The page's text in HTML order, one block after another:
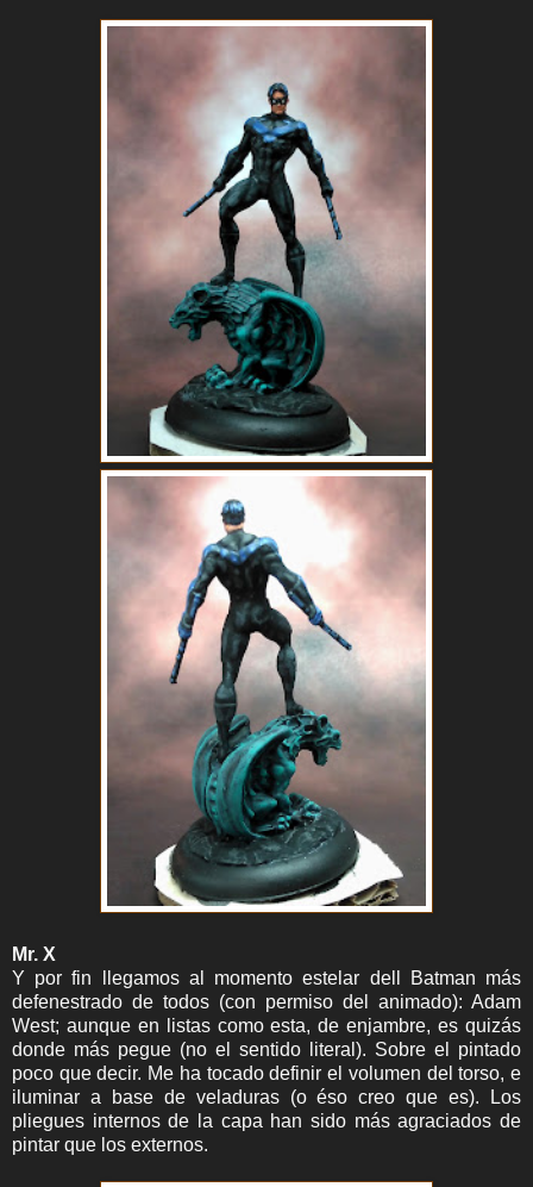
Mr. X
Y por fin llegamos al momento estelar dell Batman más
defenestrado de todos (con permiso del animado): Adam
West; aunque en listas como esta, de enjambre, es quizás
donde más pegue (no el sentido literal). Sobre el pintado
poco que decir. Me ha tocado definir el volumen del torso, e
iluminar a base de veladuras (o éso creo que es). Los
pliegues internos de la capa han sido más agraciados de
pintar que los externos.